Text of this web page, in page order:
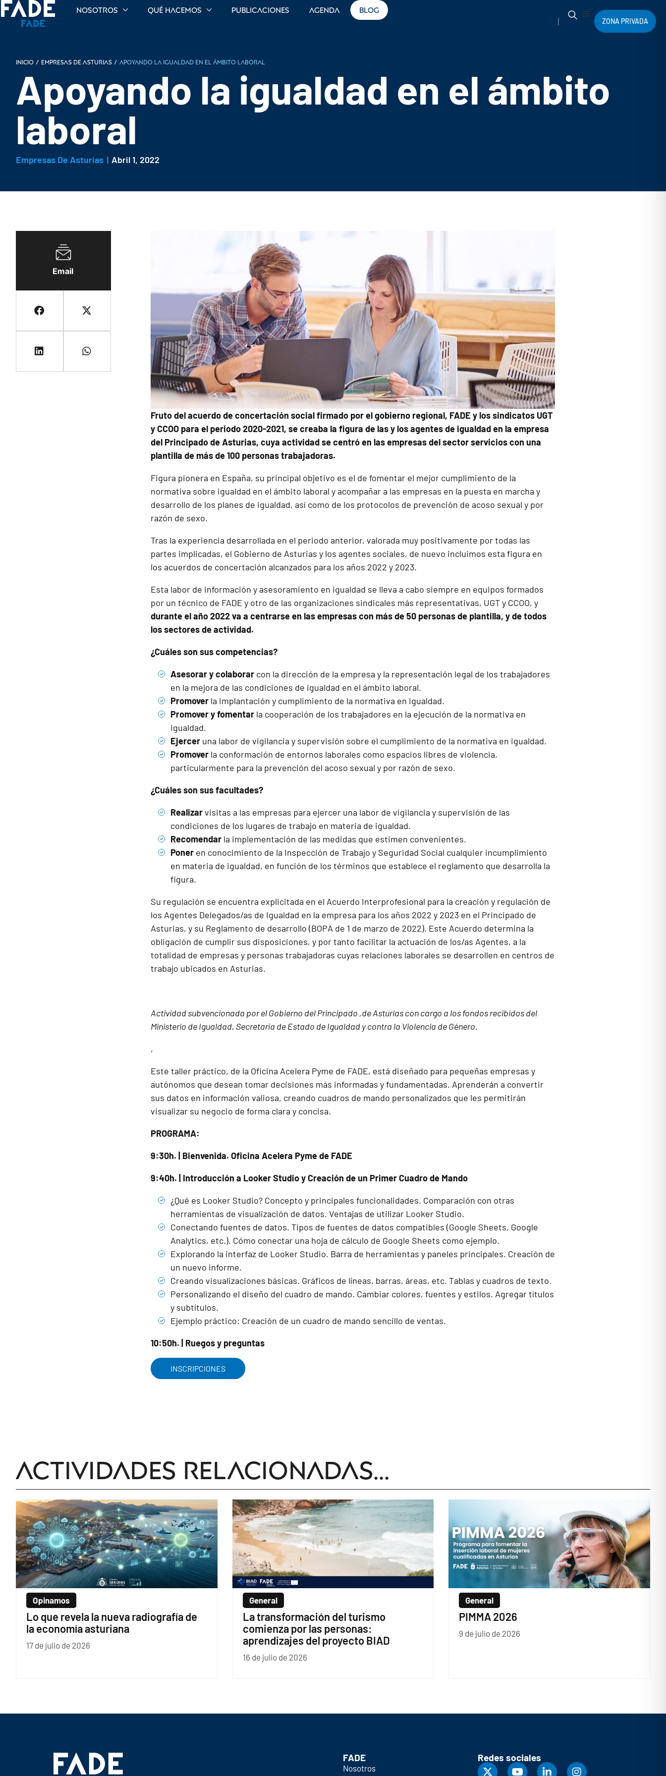
Nosotros Qué hacemos Publicaciones Agenda Blog
ZONA PRIVADA
INICIO / Empresas de Asturias / Apoyando la igualdad en el ámbito laboral
Apoyando la igualdad en el ámbito
laboral
Empresas De Asturias Abril 1, 2022
Email
Fruto del acuerdo de concertación social firmado por el gobierno regional, FADE y los sindicatos UGT
y CCOO para el periodo 2020-2021, se creaba la figura de las y los agentes de igualdad en la empresa
del Principado de Asturias, cuya actividad se centró en las empresas del sector servicios con una
plantilla de más de 100 personas trabajadoras.
Figura pionera en España, su principal objetivo es el de fomentar el mejor cumplimiento de la
normativa sobre igualdad en el ámbito laboral y acompañar a las empresas en la puesta en marcha y
desarrollo de los planes de igualdad, así como de los protocolos de prevención de acoso sexual y por
razón de sexo.
Tras la experiencia desarrollada en el periodo anterior, valorada muy positivamente por todas las
partes implicadas, el Gobierno de Asturias y los agentes sociales, de nuevo incluimos esta figura en
los acuerdos de concertación alcanzados para los años 2022 y 2023.
Esta labor de información y asesoramiento en igualdad se lleva a cabo siempre en equipos formados
por un técnico de FADE y otro de las organizaciones sindicales más representativas, UGT y CCOO, y
durante el año 2022 va a centrarse en las empresas con más de 50 personas de plantilla, y de todos
los sectores de actividad.
¿Cuáles son sus competencias?
Asesorar y colaborar con la dirección de la empresa y la representación legal de los trabajadores
en la mejora de las condiciones de igualdad en el ámbito laboral.
Promover la implantación y cumplimiento de la normativa en igualdad.
Promover y fomentar la cooperación de los trabajadores en la ejecución de la normativa en
igualdad.
Ejercer una labor de vigilancia y supervisión sobre el cumplimiento de la normativa en igualdad.
Promover la conformación de entornos laborales como espacios libres de violencia,
particularmente para la prevención del acoso sexual y por razón de sexo.
¿Cuáles son sus facultades?
Realizarvisitas a las empresas para ejercer una labor de vigilancia y supervisión de las
condiciones de los lugares de trabajo en materia de igualdad.
Recomendar la implementación de las medidas que estimen convenientes.
Poner en conocimiento de la Inspección de Trabajo y Seguridad Social cualquier incumplimiento
en materia de igualdad, en función de los términos que establece el reglamento que desarrolla la
figura.
Su regulación se encuentra explicitada en el Acuerdo Interprofesional para la creación y regulación de
los Agentes Delegados/as de Igualdad en la empresa para los años 2022 y 2023 en el Principado de
Asturias, y su Reglamento de desarrollo (BOPA de 1 de marzo de 2022). Este Acuerdo determina la
obligación de cumplir sus disposiciones, y por tanto facilitar la actuación de los/as Agentes, a la
totalidad de empresas y personas trabajadoras cuyas relaciones laborales se desarrollen en centros de
trabajo ubicados en Asturias.
Actividad subvencionada por el Gobierno del Principado ,de Asturias con cargo a los fondos recibidos del
Ministerio de Igualdad, Secretaría de Estado de Igualdad y contra la Violencia de Género.
,
Este taller práctico, de la Oficina Acelera Pyme de FADE, está diseñado para pequeñas empresas y
autónomos que desean tomar decisiones más informadas y fundamentadas. Aprenderán a convertir
sus datos en información valiosa, creando cuadros de mando personalizados que les permitirán
visualizar su negocio de forma clara y concisa.
PROGRAMA:
9:30h. | Bienvenida. Oficina Acelera Pyme de FADE
9:40h. | Introducción a Looker Studio y Creación de un Primer Cuadro de Mando
¿Qué es Looker Studio? Concepto y principales funcionalidades. Comparación con otras
herramientas de visualización de datos. Ventajas de utilizar Looker Studio.
Conectando fuentes de datos. Tipos de fuentes de datos compatibles (Google Sheets, Google
Analytics, etc.). Cómo conectar una hoja de cálculo de Google Sheets como ejemplo.
Explorando la interfaz de Looker Studio. Barra de herramientas y paneles principales. Creación de
un nuevo informe.
Creando visualizaciones básicas. Gráficos de líneas, barras, áreas, etc. Tablas y cuadros de texto.
Personalizando el diseño del cuadro de mando. Cambiar colores, fuentes y estilos. Agregar títulos
y subtítulos.
Ejemplo práctico: Creación de un cuadro de mando sencillo de ventas.
10:50h. | Ruegos y preguntas
INSCRIPCIONES
Actividades relacionadas...
Opinamos
Lo que revela la nueva radiografía de
la economía asturiana
17 de julio de 2026
General
La transformación del turismo
comienza por las personas:
aprendizajes del proyecto BIAD
16 de julio de 2026
General
PIMMA 2026
9 de julio de 2026
FADE
Nosotros
Redes sociales